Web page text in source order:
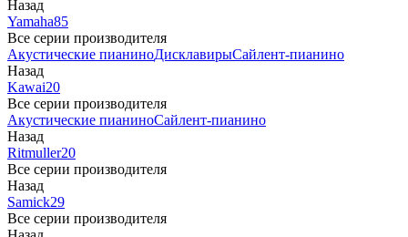
Назад
Yamaha85
Все серии производителя
Акустические пианиноДисклавирыСайлент-пианино
Назад
Kawai20
Все серии производителя
Акустические пианиноСайлент-пианино
Назад
Ritmuller20
Все серии производителя
Назад
Samick29
Все серии производителя